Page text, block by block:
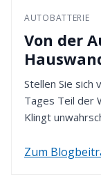
Nach Eingang
Kaufpreis
verwenden
Zahlungsart.
Bestellung
AUTOBATTERIE
Von der
Stellen Sie
Tages Teil der
Klingt
Zum